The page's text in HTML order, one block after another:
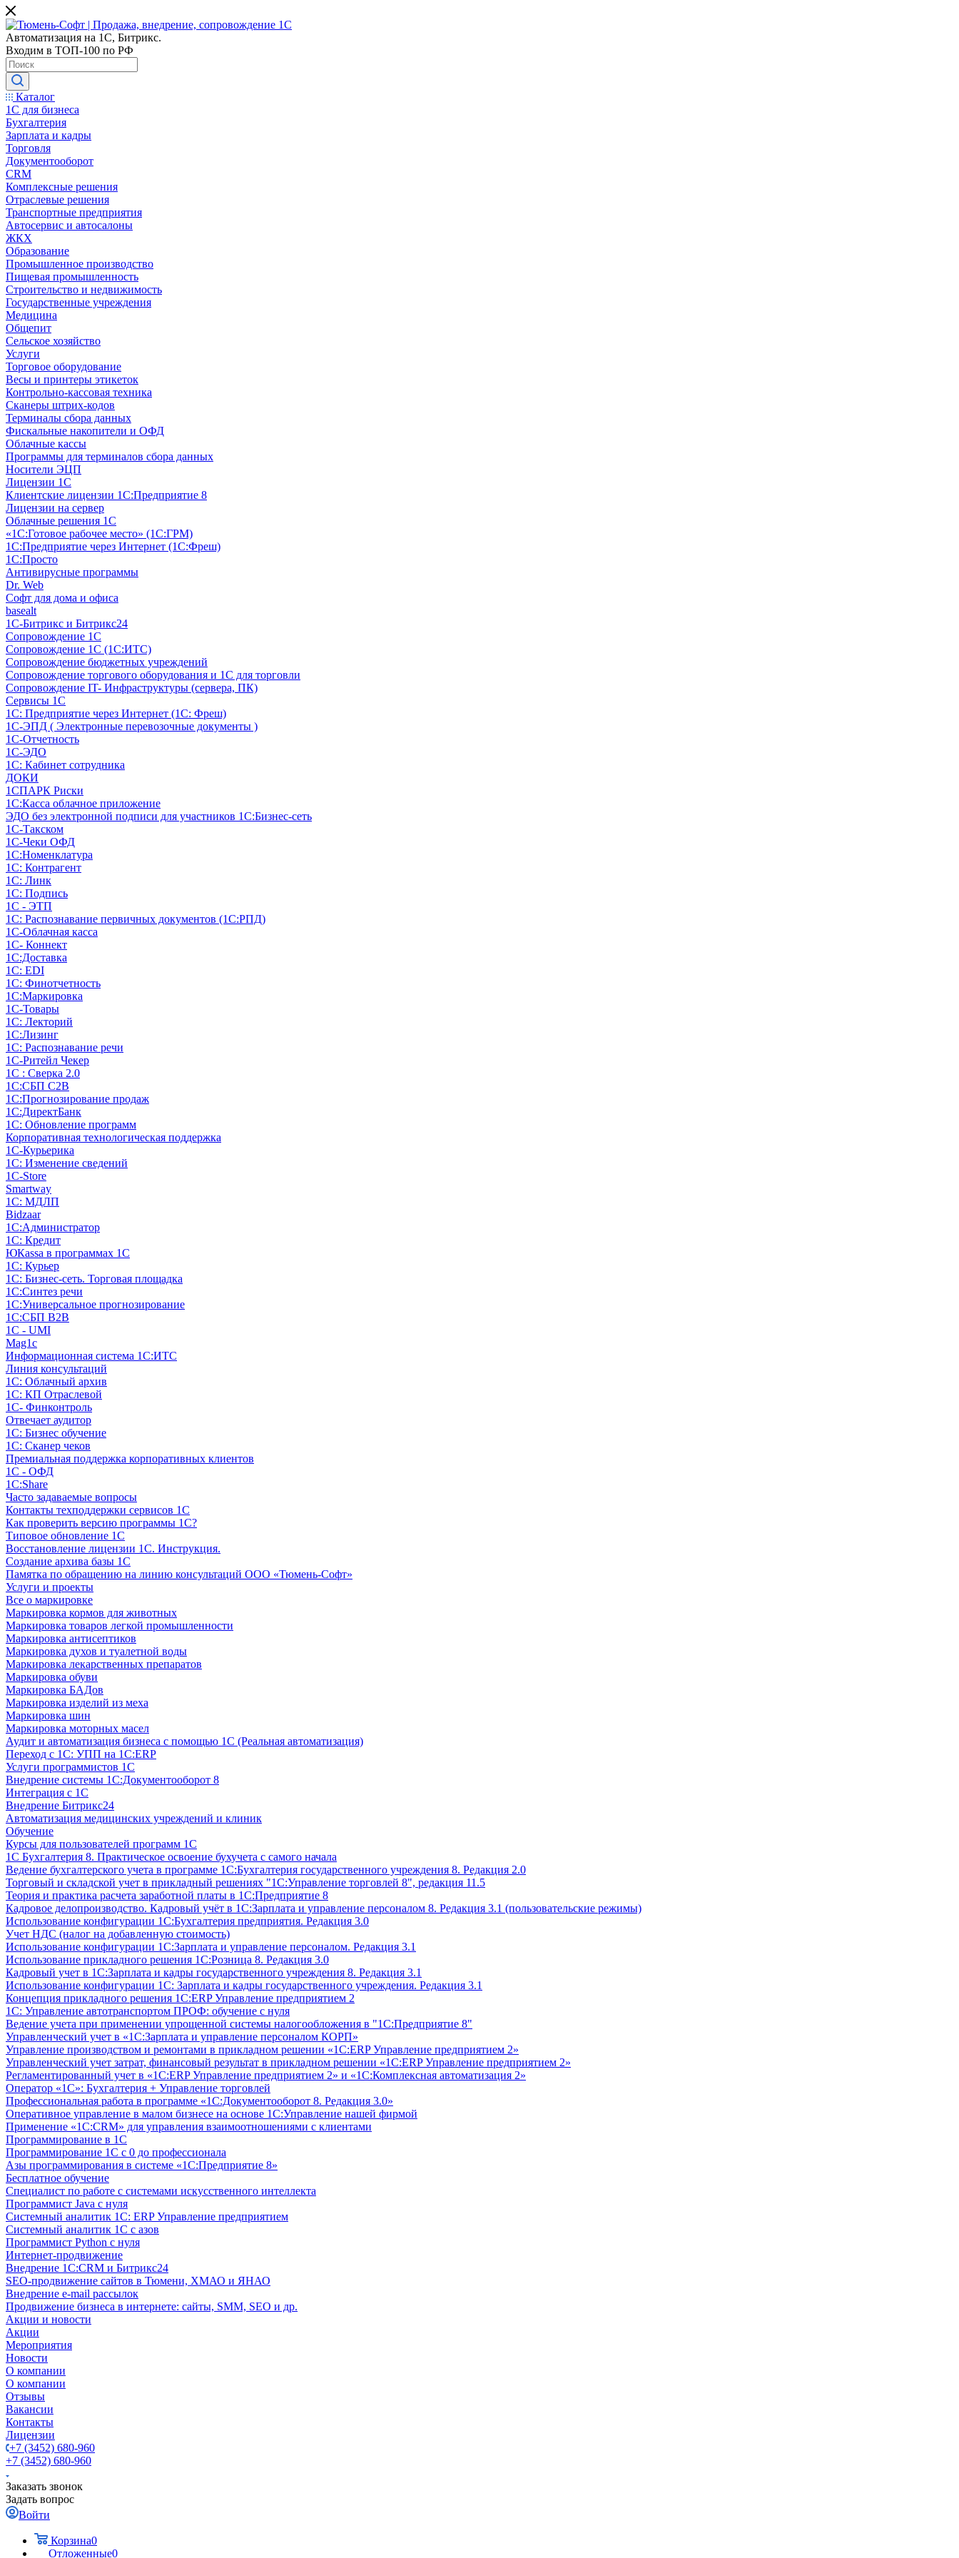
Автоматизация на 1С, Битрикс.
Входим в ТОП-100 по РФ
Каталог
1С для бизнеса
Бухгалтерия
Зарплата и кадры
Торговля
Документооборот
CRM
Комплексные решения
Отраслевые решения
Транспортные предприятия
Автосервис и автосалоны
ЖКХ
Образование
Промышленное производство
Пищевая промышленность
Строительство и недвижимость
Государственные учреждения
Медицина
Общепит
Сельское хозяйство
Услуги
Торговое оборудование
Весы и принтеры этикеток
Контрольно-кассовая техника
Сканеры штрих-кодов
Терминалы сбора данных
Фискальные накопители и ОФД
Облачные кассы
Программы для терминалов сбора данных
Носители ЭЦП
Лицензии 1С
Клиентские лицензии 1С:Предприятие 8
Лицензии на сервер
Облачные решения 1С
«1C:Готовое рабочее место» (1С:ГРМ)
1С:Предприятие через Интернет (1С:Фреш)
1С:Просто
Антивирусные программы
Dr. Web
Софт для дома и офиса
basealt
1С-Битрикс и Битрикс24
Сопровождение 1С
Сопровождение 1С (1С:ИТС)
Сопровождение бюджетных учреждений
Сопровождение торгового оборудования и 1С для торговли
Сопровождение IT- Инфраструктуры (сервера, ПК)
Сервисы 1С
1С: Предприятие через Интернет (1С: Фреш)
1С-ЭПД ( Электронные перевозочные документы )
1С-Отчетность
1С-ЭДО
1С: Кабинет сотрудника
ДОКИ
1СПАРК Риски
1С:Касса облачное приложение
ЭДО без электронной подписи для участников 1С:Бизнес-сеть
1С-Такском
1С-Чеки ОФД
1С:Номенклатура
1С: Контрагент
1С: Линк
1С: Подпись
1С - ЭТП
1С: Распознавание первичных документов (1С:РПД)
1С-Облачная касса
1С- Коннект
1С:Доставка
1С: EDI
1С: Финотчетность
1С:Маркировка
1С-Товары
1С: Лекторий
1С:Лизинг
1С: Распознавание речи
1C-Ритейл Чекер
1С : Сверка 2.0
1С:СБП C2B
1С:Прогнозирование продаж
1С:ДиректБанк
1С: Обновление программ
Корпоративная технологическая поддержка
1С-Курьерика
1С: Изменение сведений
1C-Store
Smartway
1С: МДЛП
Bidzaar
1С:Администратор
1С: Кредит
ЮКаssа в программах 1С
1С: Курьер
1С: Бизнес-сеть. Торговая площадка
1С:Синтез речи
1С:Универсальное прогнозирование
1С:СБП B2B
1C - UMI
Mag1c
Информационная система 1С:ИТС
Линия консультаций
1С: Облачный архив
1С: КП Отраслевой
1С- Финконтроль
Отвечает аудитор
1С: Бизнес обучение
1С: Сканер чеков
Премиальная поддержка корпоративных клиентов
1С - ОФД
1С:Share
Часто задаваемые вопросы
Контакты техподдержки сервисов 1С
Как проверить версию программы 1С?
Типовое обновление 1С
Восстановление лицензии 1С. Инструкция.
Создание архива базы 1С
Памятка по обращению на линию консультаций ООО «Тюмень-Софт»
Услуги и проекты
Все о маркировке
Маркировка кормов для животных
Маркировка товаров легкой промышленности
Маркировка антисептиков
Маркировка духов и туалетной воды
Маркировка лекарственных препаратов
Маркировка обуви
Маркировка БАДов
Маркировка изделий из меха
Маркировка шин
Маркировка моторных масел
Аудит и автоматизация бизнеса с помощью 1С (Реальная автоматизация)
Переход с 1С: УПП на 1С:ERP
Услуги программистов 1С
Внедрение системы 1С:Документооборот 8
Интеграция с 1С
Внедрение Битрикс24
Автоматизация медицинских учреждений и клиник
Обучение
Курсы для пользователей программ 1С
1С Бухгалтерия 8. Практическое освоение бухучета с самого начала
Ведение бухгалтерского учета в программе 1С:Бухгалтерия государственного учреждения 8. Редакция 2.0
Торговый и складской учет в прикладный решениях "1С:Управление торговлей 8", редакция 11.5
Теория и практика расчета заработной платы в 1С:Предприятие 8
Кадровое делопроизводство. Кадровый учёт в 1С:Зарплата и управление персоналом 8. Редакция 3.1 (пользовательские режимы)
Использование конфигурации 1С:Бухгалтерия предприятия. Редакция 3.0
Учет НДС (налог на добавленную стоимость)
Использование конфигурации 1С:Зарплата и управление персоналом. Редакция 3.1
Использование прикладного решения 1С:Розница 8. Редакция 3.0
Кадровый учет в 1С:Зарплата и кадры государственного учреждения 8. Редакция 3.1
Использование конфигурации ‎1С: Зарплата и кадры государственного учреждения. Редакция 3.1
Концепция прикладного решения 1С:ERP Управление предприятием 2
1С: Управление автотранспортом ПРОФ: обучение с нуля
Ведение учета при применении упрощенной системы налогообложения в "1С:Предприятие 8"
Управленческий учет в «1C:Зарплата и управление персоналом КОРП»
Управление производством и ремонтами в прикладном решении «1С:ERP Управление предприятием 2»
Управленческий учет затрат, финансовый результат в прикладном решении «1С:ERP Управление предприятием 2»
Регламентированный учет в «1С:ERP Управление предприятием 2» и «1С:Комплексная автоматизация 2»
Оператор «1С»: Бухгалтерия + Управление торговлей
Профессиональная работа в программе «1С:Документооборот 8. Редакция 3.0»
Оперативное управление в малом бизнесе на основе 1С:Управление нашей фирмой
Применение «1С:CRM» для управления взаимоотношениями с клиентами
Программирование в 1С
Программирование 1С с 0 до профессионала
Азы программирования в системе «1С:Предприятие 8»
Бесплатное обучение
Специалист по работе с системами искусственного интеллекта
Программист Java с нуля
Системный аналитик 1С: ERP Управление предприятием
Системный аналитик 1С с азов
Программист Python с нуля
Интернет-продвижение
Внедрение 1C:CRM и Битрикс24
SEO-продвижение сайтов в Тюмени, ХМАО и ЯНАО
Внедрение e-mail рассылок
Продвижение бизнеса в интернете: сайты, SMM, SEO и др.
Акции и новости
Акции
Мероприятия
Новости
О компании
О компании
Отзывы
Вакансии
Контакты
Лицензии
+7 (3452) 680-960
+7 (3452) 680-960
Заказать звонок
Задать вопрос
Войти
Корзина0
Отложенные0